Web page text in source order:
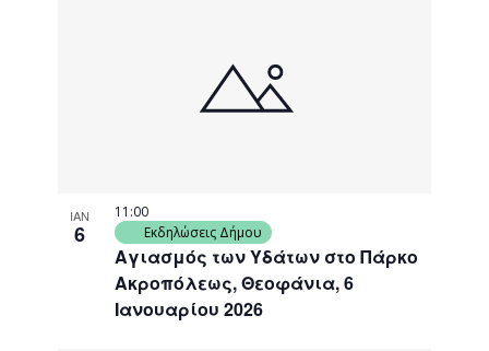
ΙΑΝ
6
Αγιασμός των Υδάτων στο Πάρκο
Ακροπόλεως, Θεοφάνια, 6
Ιανουαρίου 2026
11:00
Εκδηλώσεις Δήμου